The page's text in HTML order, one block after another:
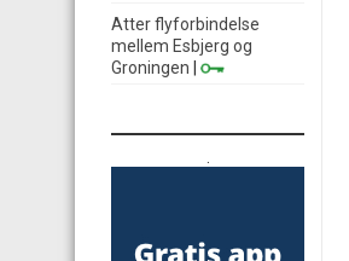
Atter flyforbindelse
mellem Esbjerg og
Groningen